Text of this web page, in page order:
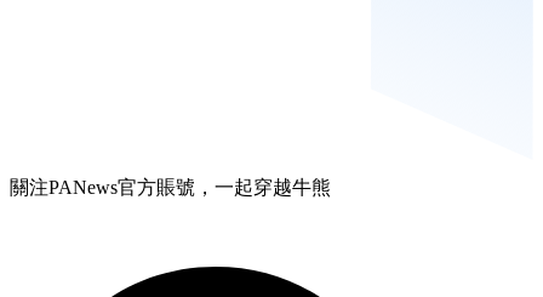
關注PANews官方賬號，一起穿越牛熊